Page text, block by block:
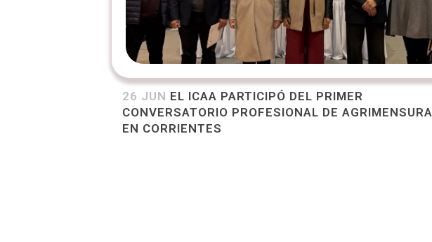
26 JUN EL ICAA PARTICIPÓ DEL PRIMER
CONVERSATORIO PROFESIONAL DE AGRIMENSURA
EN CORRIENTES